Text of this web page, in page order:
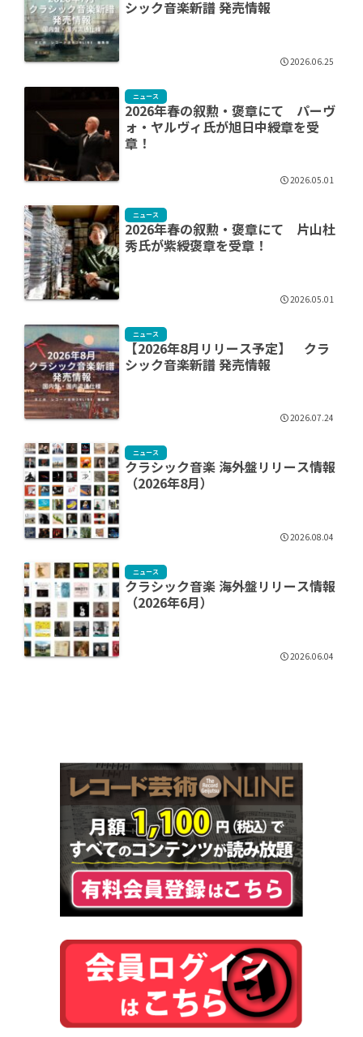
シック音楽新譜 発売情報
2026.06.25
ニュース
2026年春の叙勲・褒章にて パーヴ
ォ・ヤルヴィ氏が旭⽇中綬章を受
章！
2026.05.01
ニュース
2026年春の叙勲・褒章にて 片山杜
秀氏が紫綬褒章を受章！
2026.05.01
ニュース
【2026年8月リリース予定】 クラ
シック音楽新譜 発売情報
2026.07.24
ニュース
クラシック音楽 海外盤リリース情報
（2026年8月）
2026.08.04
ニュース
クラシック音楽 海外盤リリース情報
（2026年6月）
2026.06.04